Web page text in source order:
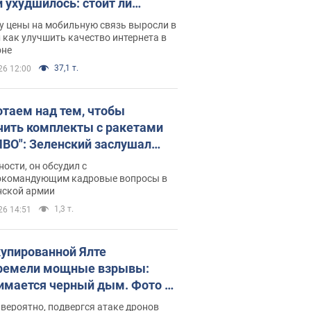
ухудшилось: стоит ли
на цены
цены на мобильную связь выросли в
улучшить качество интернета в
12:00 37,1 т.
над тем, чтобы
комплекты с ракетами
Зеленский заслушал
Драпатого и объявил о
мерах
он обсудил с
кадровые вопросы в
армии
14:51 1,3 т.
Ялте
мощные взрывы:
черный дым. Фото и
подвергся атаке дронов